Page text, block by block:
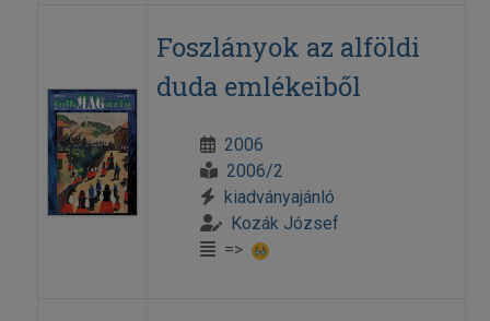
Foszlányok az alföldi
duda emlékeiből
2006
2006/2
kiadványajánló
Kozák József
=>